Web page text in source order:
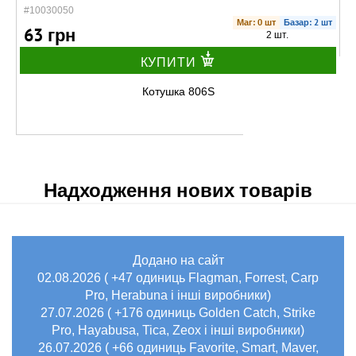
#10030050
Маг: 0 шт
Базар: 2 шт
63 грн 2 шт.
КУПИТИ
Котушка 806S
#10030070
Маг: 10 шт
73 грн 12 шт.
КУПИТИ
Надходження нових товарів
Додано на сайт
02.08.2026 ( +47 одиниць Flagman, Forrest, Carp
Pro, Herabuna і інші виробники)
27.07.2026 ( +176 одиниць Golden Catch, Strike
Pro, Hayabusa, Tica, Zeox і інші виробники)
26.07.2026 ( +66 одиниць Favorite, Smart, Maver,